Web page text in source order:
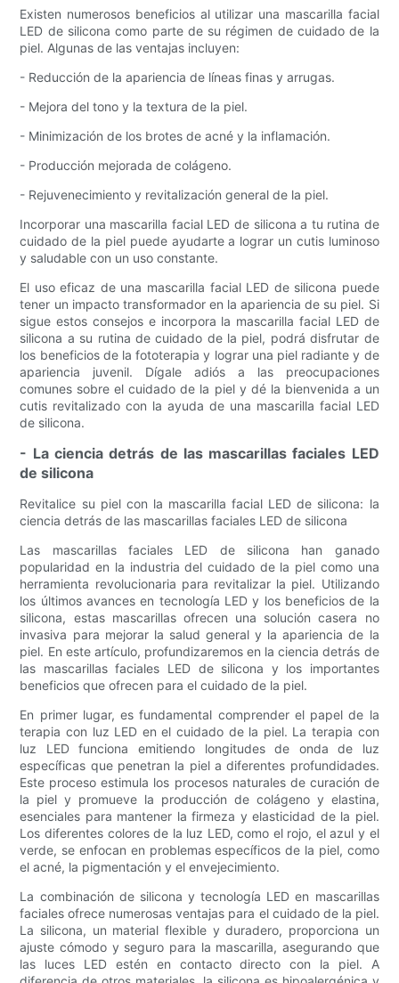
Existen numerosos beneficios al utilizar una mascarilla facial
LED de silicona como parte de su régimen de cuidado de la
piel. Algunas de las ventajas incluyen:
- Reducción de la apariencia de líneas finas y arrugas.
- Mejora del tono y la textura de la piel.
- Minimización de los brotes de acné y la inflamación.
- Producción mejorada de colágeno.
- Rejuvenecimiento y revitalización general de la piel.
Incorporar una mascarilla facial LED de silicona a tu rutina de
cuidado de la piel puede ayudarte a lograr un cutis luminoso
y saludable con un uso constante.
El uso eficaz de una mascarilla facial LED de silicona puede
tener un impacto transformador en la apariencia de su piel. Si
sigue estos consejos e incorpora la mascarilla facial LED de
silicona a su rutina de cuidado de la piel, podrá disfrutar de
los beneficios de la fototerapia y lograr una piel radiante y de
apariencia juvenil. Dígale adiós a las preocupaciones
comunes sobre el cuidado de la piel y dé la bienvenida a un
cutis revitalizado con la ayuda de una mascarilla facial LED
de silicona.
- La ciencia detrás de las mascarillas faciales LED
de silicona
Revitalice su piel con la mascarilla facial LED de silicona: la
ciencia detrás de las mascarillas faciales LED de silicona
Las mascarillas faciales LED de silicona han ganado
popularidad en la industria del cuidado de la piel como una
herramienta revolucionaria para revitalizar la piel. Utilizando
los últimos avances en tecnología LED y los beneficios de la
silicona, estas mascarillas ofrecen una solución casera no
invasiva para mejorar la salud general y la apariencia de la
piel. En este artículo, profundizaremos en la ciencia detrás de
las mascarillas faciales LED de silicona y los importantes
beneficios que ofrecen para el cuidado de la piel.
En primer lugar, es fundamental comprender el papel de la
terapia con luz LED en el cuidado de la piel. La terapia con
luz LED funciona emitiendo longitudes de onda de luz
específicas que penetran la piel a diferentes profundidades.
Este proceso estimula los procesos naturales de curación de
la piel y promueve la producción de colágeno y elastina,
esenciales para mantener la firmeza y elasticidad de la piel.
Los diferentes colores de la luz LED, como el rojo, el azul y el
verde, se enfocan en problemas específicos de la piel, como
el acné, la pigmentación y el envejecimiento.
La combinación de silicona y tecnología LED en mascarillas
faciales ofrece numerosas ventajas para el cuidado de la piel.
La silicona, un material flexible y duradero, proporciona un
ajuste cómodo y seguro para la mascarilla, asegurando que
las luces LED estén en contacto directo con la piel. A